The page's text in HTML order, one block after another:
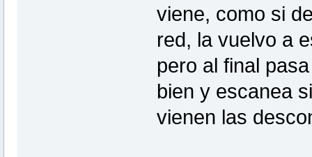
viene, como si
red, la vuelvo a
pero al final
bien y escanea
vienen las